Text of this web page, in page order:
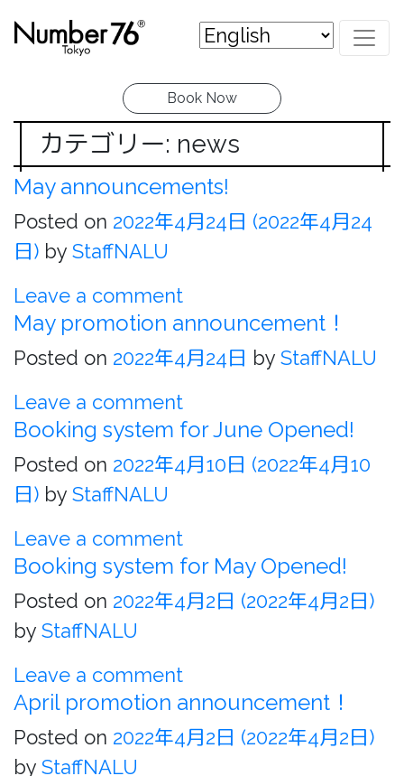
Book Now
カテゴリー: news
May announcements!
Posted on 2022年4月24日 (2022年4月24
日) by StaffNALU
Leave a comment
May promotion announcement！
Posted on 2022年4月24日 by StaffNALU
Leave a comment
Booking system for June Opened!
Posted on 2022年4月10日 (2022年4月10
日) by StaffNALU
Leave a comment
Booking system for May Opened!
Posted on 2022年4月2日 (2022年4月2日)
by StaffNALU
Leave a comment
April promotion announcement！
Posted on 2022年4月2日 (2022年4月2日)
by StaffNALU